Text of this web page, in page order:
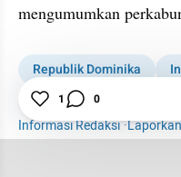
mengumumkan
Republik Dominika
Atap
News
Informasi Redaksi·
1 0